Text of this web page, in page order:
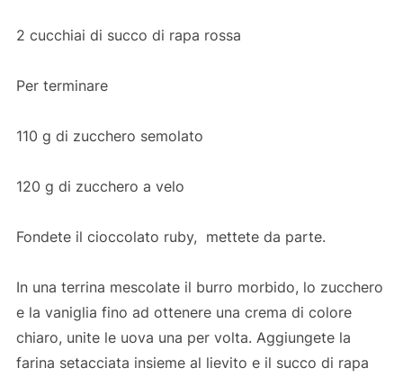
2 cucchiai di succo di rapa rossa
Per terminare
110 g di zucchero semolato
120 g di zucchero a velo
Fondete il cioccolato ruby, mettete da parte.
In una terrina mescolate il burro morbido, lo zucchero
e la vaniglia fino ad ottenere una crema di colore
chiaro, unite le uova una per volta. Aggiungete la
farina setacciata insieme al lievito e il succo di rapa